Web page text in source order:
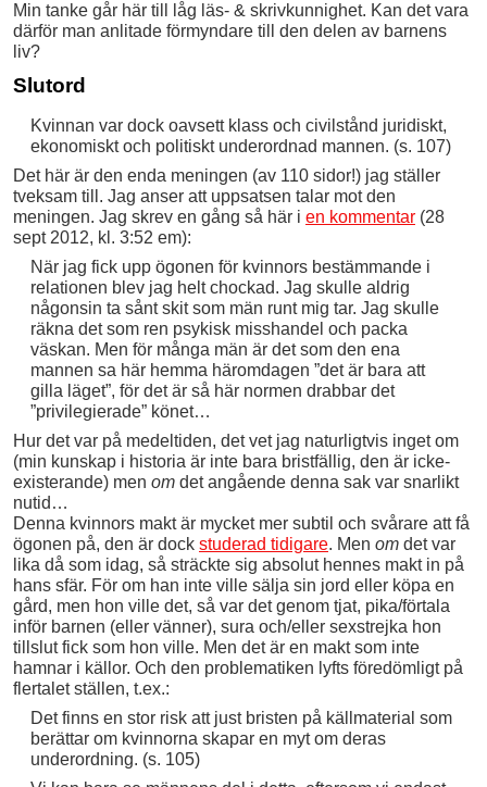
Min tanke går här till låg läs- & skrivkunnighet. Kan det vara
därför man anlitade förmyndare till den delen av barnens
liv?
Slutord
Kvinnan var dock oavsett klass och civilstånd juridiskt,
ekonomiskt och politiskt underordnad mannen. (s. 107)
Det här är den enda meningen (av 110 sidor!) jag ställer
tveksam till. Jag anser att uppsatsen talar mot den
meningen. Jag skrev en gång så här i en kommentar (28
sept 2012, kl. 3:52 em):
När jag fick upp ögonen för kvinnors bestämmande i
relationen blev jag helt chockad. Jag skulle aldrig
någonsin ta sånt skit som män runt mig tar. Jag skulle
räkna det som ren psykisk misshandel och packa
väskan. Men för många män är det som den ena
mannen sa här hemma häromdagen ”det är bara att
gilla läget”, för det är så här normen drabbar det
”privilegierade” könet…
Hur det var på medeltiden, det vet jag naturligtvis inget om
(min kunskap i historia är inte bara bristfällig, den är icke-
existerande) men om det angående denna sak var snarlikt
nutid…
Denna kvinnors makt är mycket mer subtil och svårare att få
ögonen på, den är dock studerad tidigare. Men om det var
lika då som idag, så sträckte sig absolut hennes makt in på
hans sfär. För om han inte ville sälja sin jord eller köpa en
gård, men hon ville det, så var det genom tjat, pika/förtala
inför barnen (eller vänner), sura och/eller sexstrejka hon
tillslut fick som hon ville. Men det är en makt som inte
hamnar i källor. Och den problematiken lyfts föredömligt på
flertalet ställen, t.ex.:
Det finns en stor risk att just bristen på källmaterial som
berättar om kvinnorna skapar en myt om deras
underordning. (s. 105)